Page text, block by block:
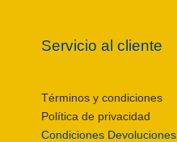
Servicio al cliente
Términos y condiciones
Política de privacidad
Condiciones Devoluciones